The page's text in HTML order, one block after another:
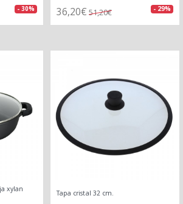
- 30% 36,20€ 51,20€ - 29%
xylan Tapa cristal 32 cm.